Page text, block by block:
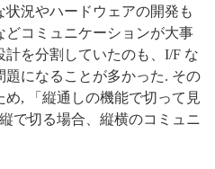
況やハードウェアの開発も
どコミュニケーションが大事
を分割していたのも、I/F な
題になることが多かった. その
め, 「縦通しの機能で切って見
で切る場合、縦横のコミュニ